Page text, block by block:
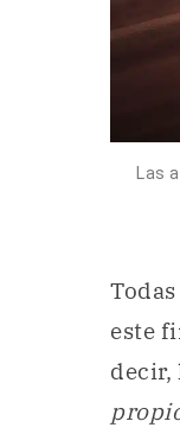
Las
este
decir,